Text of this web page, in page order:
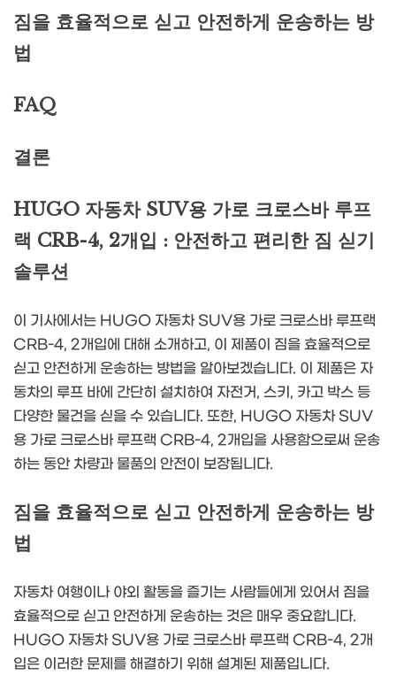
짐을 효율적으로 싣고 안전하게 운송하는 방
법
FAQ
결론
HUGO 자동차 SUV용 가로 크로스바 루프
랙 CRB-4, 2개입 : 안전하고 편리한 짐 싣기
솔루션
이 기사에서는 HUGO 자동차 SUV용 가로 크로스바 루프랙
CRB-4, 2개입에 대해 소개하고, 이 제품이 짐을 효율적으로
싣고 안전하게 운송하는 방법을 알아보겠습니다. 이 제품은 자
동차의 루프 바에 간단히 설치하여 자전거, 스키, 카고 박스 등
다양한 물건을 싣을 수 있습니다. 또한, HUGO 자동차 SUV
용 가로 크로스바 루프랙 CRB-4, 2개입을 사용함으로써 운송
하는 동안 차량과 물품의 안전이 보장됩니다.
짐을 효율적으로 싣고 안전하게 운송하는 방
법
자동차 여행이나 야외 활동을 즐기는 사람들에게 있어서 짐을
효율적으로 싣고 안전하게 운송하는 것은 매우 중요합니다.
HUGO 자동차 SUV용 가로 크로스바 루프랙 CRB-4, 2개
입은 이러한 문제를 해결하기 위해 설계된 제품입니다.